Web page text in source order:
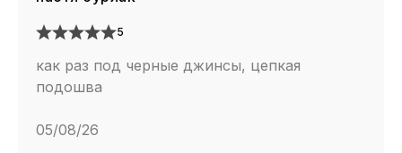
5
как раз под черные джинсы, цепкая
подошва
05/08/26